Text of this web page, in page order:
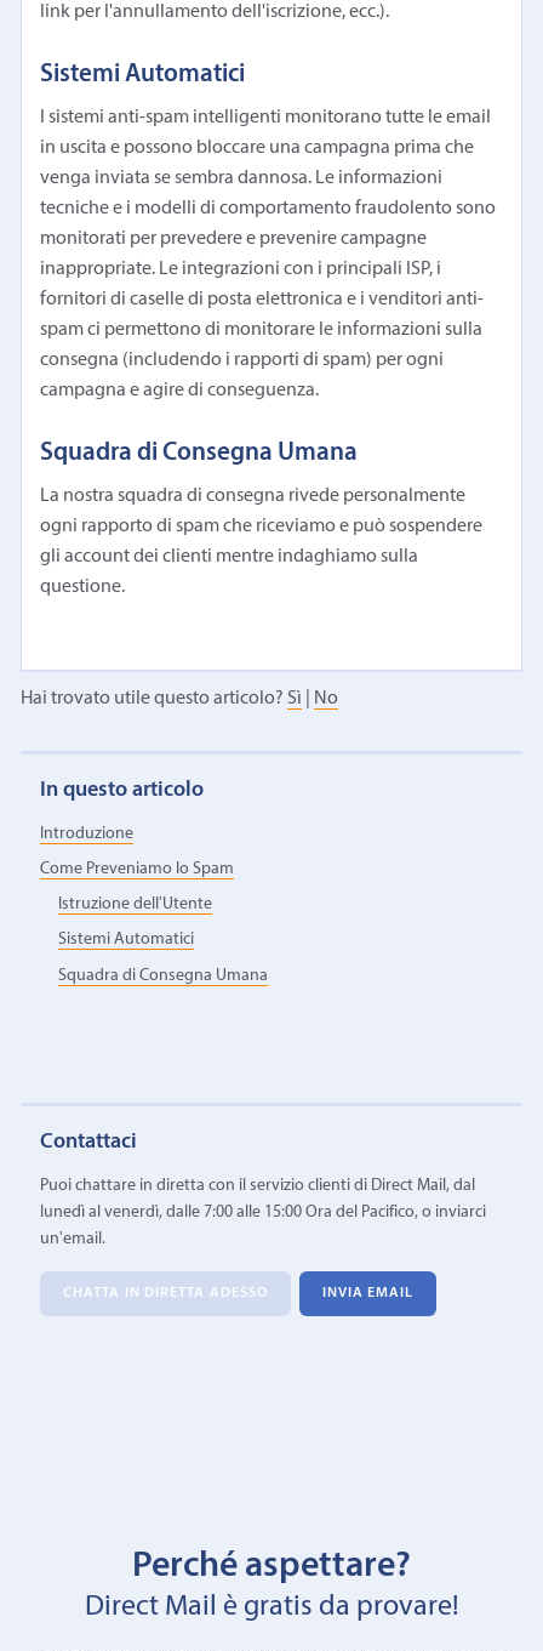
link per l'annullamento dell'iscrizione, ecc.).
Sistemi Automatici
I sistemi anti-spam intelligenti monitorano tutte le email
in uscita e possono bloccare una campagna prima che
venga inviata se sembra dannosa. Le informazioni
tecniche e i modelli di comportamento fraudolento sono
monitorati per prevedere e prevenire campagne
inappropriate. Le integrazioni con i principali ISP, i
fornitori di caselle di posta elettronica e i venditori anti-
spam ci permettono di monitorare le informazioni sulla
consegna (includendo i rapporti di spam) per ogni
campagna e agire di conseguenza.
Squadra di Consegna Umana
La nostra squadra di consegna rivede personalmente
ogni rapporto di spam che riceviamo e può sospendere
gli account dei clienti mentre indaghiamo sulla
questione.
Hai trovato utile questo articolo? Sì No
In questo articolo
Introduzione
Come Preveniamo lo Spam
Istruzione dell'Utente
Sistemi Automatici
Squadra di Consegna Umana
Contattaci
Puoi chattare in diretta con il servizio clienti di Direct Mail, dal
lunedì al venerdì, dalle 7:00 alle 15:00 Ora del Pacifico, o inviarci
un'email.
CHATTA IN DIRETTA ADESSO INVIA EMAIL
Perché aspettare?
Direct Mail è gratis da provare!